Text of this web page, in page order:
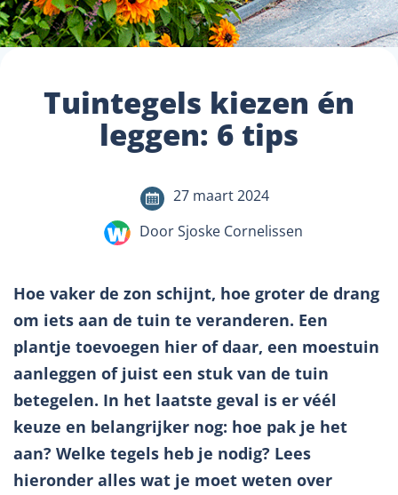
Tuintegels kiezen én
leggen: 6 tips
27 maart 2024
Door Sjoske Cornelissen
Hoe vaker de zon schijnt, hoe groter de drang
om iets aan de tuin te veranderen. Een
plantje toevoegen hier of daar, een moestuin
aanleggen of juist een stuk van de tuin
betegelen. In het laatste geval is er véél
keuze en belangrijker nog: hoe pak je het
aan? Welke tegels heb je nodig? Lees
hieronder alles wat je moet weten over